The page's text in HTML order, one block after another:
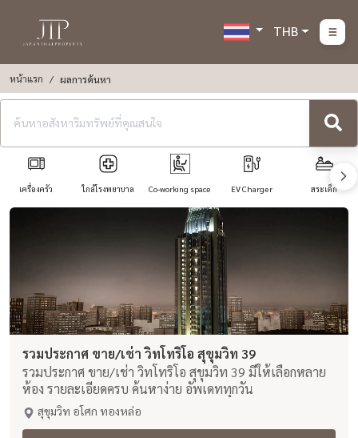
THB
หน้าแรก ผลการค้นหา
เครื่องครัว ใกล้โรงพยาบาล Co-working space EV Charger สระเด็ก
รวมประกาศ ขาย/เช่า วิทโทริโอ สุขุมวิท 39
รวมประกาศ ขาย/เช่า วิทโทริโอ สุขุมวิท 39 มีให้เลือกหลาย
ห้อง รายละเอียดครบ ค้นหาง่าย อัพเดททุกวัน
สุขุมวิท อโศก ทองหล่อ